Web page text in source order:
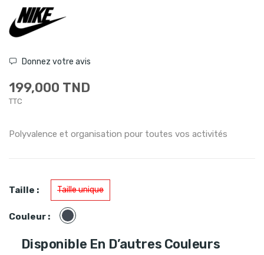
Donnez votre avis
199,000 TND
TTC
Polyvalence et organisation pour toutes vos activités
Taille : Taille unique
Couleur : Noir
Disponible En D’autres Couleurs